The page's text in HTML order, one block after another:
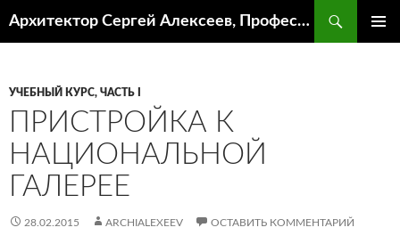
Архитектор Сергей Алексеев, Профессор кафедры ИА и АР ААИ ЮФУ
УЧЕБНЫЙ КУРС, ЧАСТЬ I
ПРИСТРОЙКА К
НАЦИОНАЛЬНОЙ
ГАЛЕРЕЕ
28.02.2015 ARCHIALEXEEV ОСТАВИТЬ КОММЕНТАРИЙ